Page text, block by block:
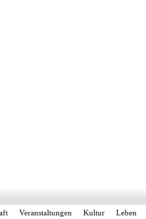
Veranstaltungen Kultur Leben